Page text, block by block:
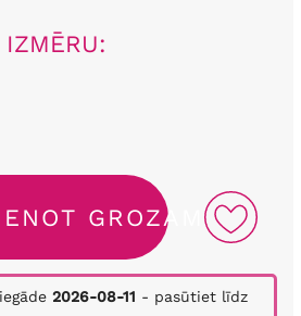
GROZAM
2026-08-11 - pasūtiet līdz